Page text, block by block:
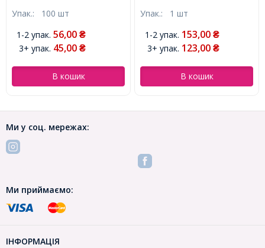
(УТ100009558)
Упак.: 100 шт
1-2 упак. 56,00 ₴
3+ упак. 45,00 ₴
В кошик
(УТ100021478)
Упак.: 1 шт
1-2 упак. 153,00 ₴
3+ упак. 123,00 ₴
В кошик
Ми у соц. мережах:
Ми приймаємо:
ІНФОРМАЦІЯ